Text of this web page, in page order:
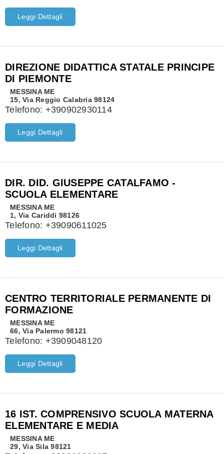
Leggi Dettagli
DIREZIONE DIDATTICA STATALE PRINCIPE
DI PIEMONTE
MESSINA ME
15, Via Reggio Calabria 98124
Telefono: +390902930114
Leggi Dettagli
DIR. DID. GIUSEPPE CATALFAMO -
SCUOLA ELEMENTARE
MESSINA ME
1, Via Cariddi 98126
Telefono: +39090611025
Leggi Dettagli
CENTRO TERRITORIALE PERMANENTE DI
FORMAZIONE
MESSINA ME
66, Via Palermo 98121
Telefono: +3909048120
Leggi Dettagli
16 IST. COMPRENSIVO SCUOLA MATERNA
ELEMENTARE E MEDIA
MESSINA ME
29, Via Sila 98121